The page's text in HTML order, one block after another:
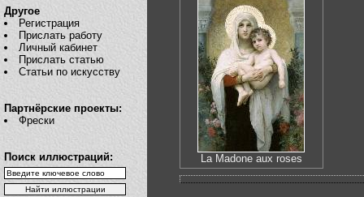
Другое
Регистрация
Прислать работу
Личный кабинет
Прислать статью
Статьи по искусству
Партнёрские проекты:
Фрески
Поиск иллюстраций: La Madone aux roses